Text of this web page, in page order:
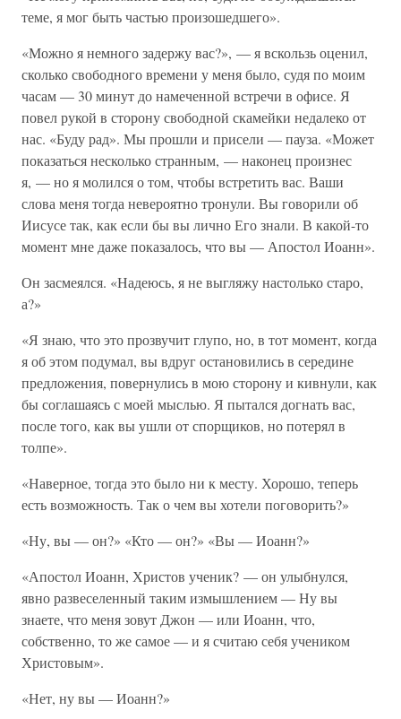
теме, я мог быть частью произошедшего».
«Можно я немного задержу вас?», — я вскользь оценил,
сколько свободного времени у меня было, судя по моим
часам — 30 минут до намеченной встречи в офисе. Я
повел рукой в сторону свободной скамейки недалеко от
нас. «Буду рад». Мы прошли и присели — пауза. «Может
показаться несколько странным, — наконец произнес
я, — но я молился о том, чтобы встретить вас. Ваши
слова меня тогда невероятно тронули. Вы говорили об
Иисусе так, как если бы вы лично Его знали. В какой-то
момент мне даже показалось, что вы — Апостол Иоанн».
Он засмеялся. «Надеюсь, я не выгляжу настолько старо,
а?»
«Я знаю, что это прозвучит глупо, но, в тот момент, когда
я об этом подумал, вы вдруг остановились в середине
предложения, повернулись в мою сторону и кивнули, как
бы соглашаясь с моей мыслью. Я пытался догнать вас,
после того, как вы ушли от спорщиков, но потерял в
толпе».
«Наверное, тогда это было ни к месту. Хорошо, теперь
есть возможность. Так о чем вы хотели поговорить?»
«Ну, вы — он?» «Кто — он?» «Вы — Иоанн?»
«Апостол Иоанн, Христов ученик? — он улыбнулся,
явно развеселенный таким измышлением — Ну вы
знаете, что меня зовут Джон — или Иоанн, что,
собственно, то же самое — и я считаю себя учеником
Христовым».
«Нет, ну вы — Иоанн?»